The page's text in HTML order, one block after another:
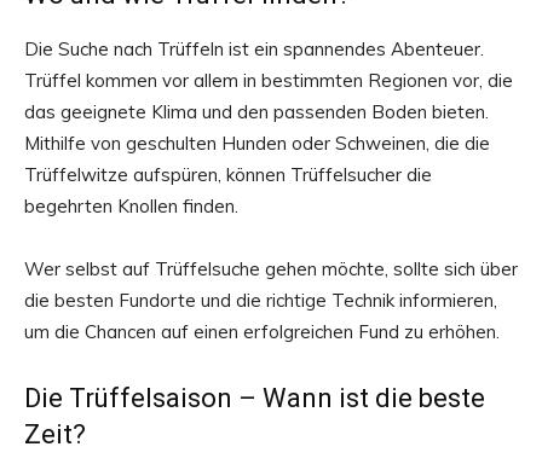
Die Suche nach Trüffeln ist ein spannendes Abenteuer.
Trüffel kommen vor allem in bestimmten Regionen vor, die
das geeignete Klima und den passenden Boden bieten.
Mithilfe von geschulten Hunden oder Schweinen, die die
Trüffelwitze aufspüren, können Trüffelsucher die
begehrten Knollen finden.
Wer selbst auf Trüffelsuche gehen möchte, sollte sich über
die besten Fundorte und die richtige Technik informieren,
um die Chancen auf einen erfolgreichen Fund zu erhöhen.
Die Trüffelsaison – Wann ist die beste
Zeit?